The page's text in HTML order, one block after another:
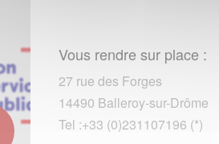
Vous rendre sur place :
27 rue des Forges
14490 Balleroy-sur-Drôme
Tel :+33 (0)231107196 (*)